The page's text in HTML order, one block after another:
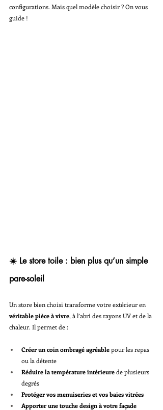
configurations. Mais quel modèle choisir ? On vous
guide !
☀️ Le store toile : bien plus qu’un simple
pare-soleil
Un store bien choisi transforme votre extérieur en
véritable pièce à vivre, à l’abri des rayons UV et de la
chaleur. Il permet de :
Créer un coin ombragé agréable pour les repas
ou la détente
Réduire la température intérieure de plusieurs
degrés
Protéger vos menuiseries et vos baies vitrées
Apporter une touche design à votre façade